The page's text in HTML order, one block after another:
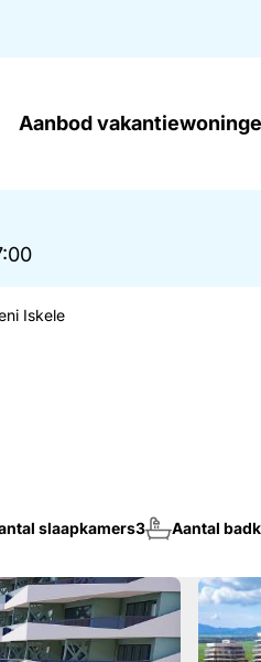
Aanbod
Iskele
slaapkamers3 Aantal